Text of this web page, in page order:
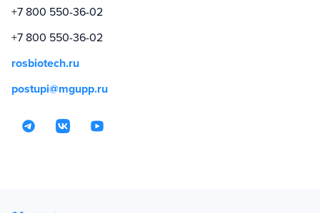
+7 800 550-36-02
+7 800 550-36-02
rosbiotech.ru
postupi@mgupp.ru